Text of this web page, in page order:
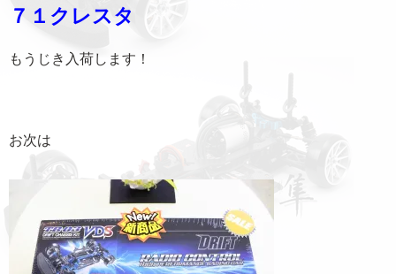
７１クレスタ
もうじき入荷します！
お次は